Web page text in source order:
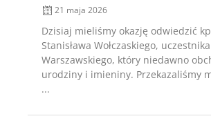
21 maja 2026
Dzisiaj mieliśmy okazję odwiedzić
Stanisława Wołczaskiego,
Warszawskiego, który niedawno
urodziny i imieniny. Przekazaliśmy
...